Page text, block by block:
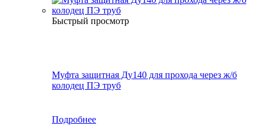
Быстрый просмотр
Муфта защитная Ду140 для прохода через ж/б
колодец ПЭ труб
Подробнее